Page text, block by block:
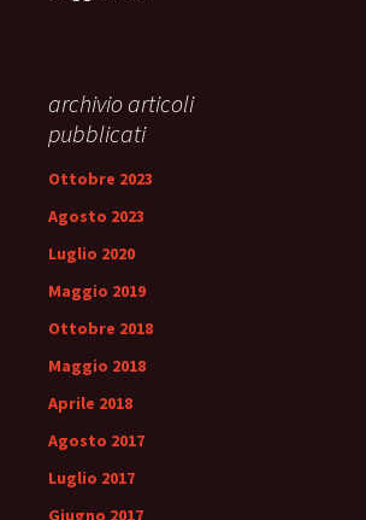
archivio articoli
pubblicati
Ottobre 2023
Agosto 2023
Luglio 2020
Maggio 2019
Ottobre 2018
Maggio 2018
Aprile 2018
Agosto 2017
Luglio 2017
Giugno 2017